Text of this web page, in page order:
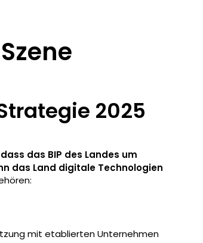
2025
das BIP des Landes um
das Land digitale Technologien
mit etablierten Unternehmen